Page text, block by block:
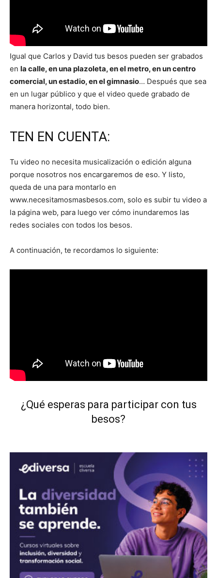
Igual que Carlos y David tus besos pueden ser grabados
en la calle, en una plazoleta, en el metro, en un centro
comercial, un estadio, en el gimnasio… Después que sea
en un lugar público y que el video quede grabado de
manera horizontal, todo bien.
TEN EN CUENTA:
Tu video no necesita musicalización o edición alguna
porque nosotros nos encargaremos de eso. Y listo,
queda de una para montarlo en
www.necesitamosmasbesos.com, solo es subir tu video a
la página web, para luego ver cómo inundaremos las
redes sociales con todos los besos.
A continuación, te recordamos lo siguiente:
¿Qué esperas para participar con tus
besos?